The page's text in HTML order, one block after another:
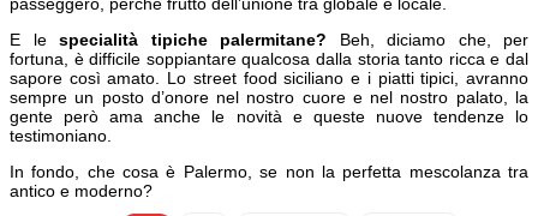
E le specialità tipiche palermitane? Beh, diciamo che, per
fortuna, è difficile soppiantare qualcosa dalla storia tanto ricca e dal
sapore così amato. Lo street food siciliano e i piatti tipici, avranno
sempre un posto d’onore nel nostro cuore e nel nostro palato, la
gente però ama anche le novità e queste nuove tendenze lo
testimoniano.
In fondo, che cosa è Palermo, se non la perfetta mescolanza tra
antico e moderno?